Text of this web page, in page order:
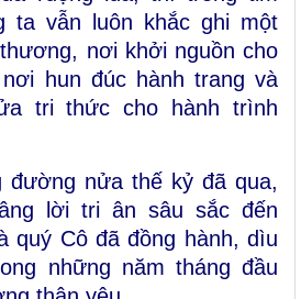
ta vẫn luôn khắc ghi một
nơi khởi nguồn cho
hun đúc hành trang và
tri thức cho hành trình
nửa thế kỷ đã qua,
lời tri ân sâu sắc đến
quý Cô đã đồng hành, dìu
những năm tháng đầu